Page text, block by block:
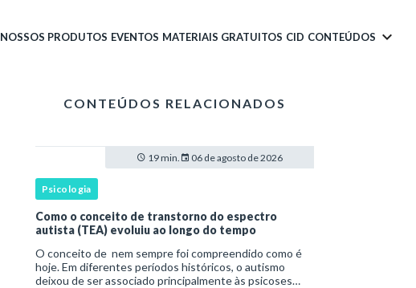
NOSSOS PRODUTOS EVENTOS MATERIAIS GRATUITOS CID CONTEÚDOS
CONTEÚDOS RELACIONADOS
19 min. 06 de agosto de 2026
Psicologia
Como o conceito de transtorno do espectro
autista (TEA) evoluiu ao longo do tempo
O conceito de nem sempre foi compreendido como é
hoje. Em diferentes períodos históricos, o autismo
deixou de ser associado principalmente às psicoses